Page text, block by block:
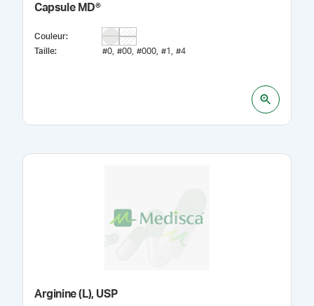
Capsule MD®
Couleur:
Taille: #0 #00 #000 #1 #4
Arginine (L), USP